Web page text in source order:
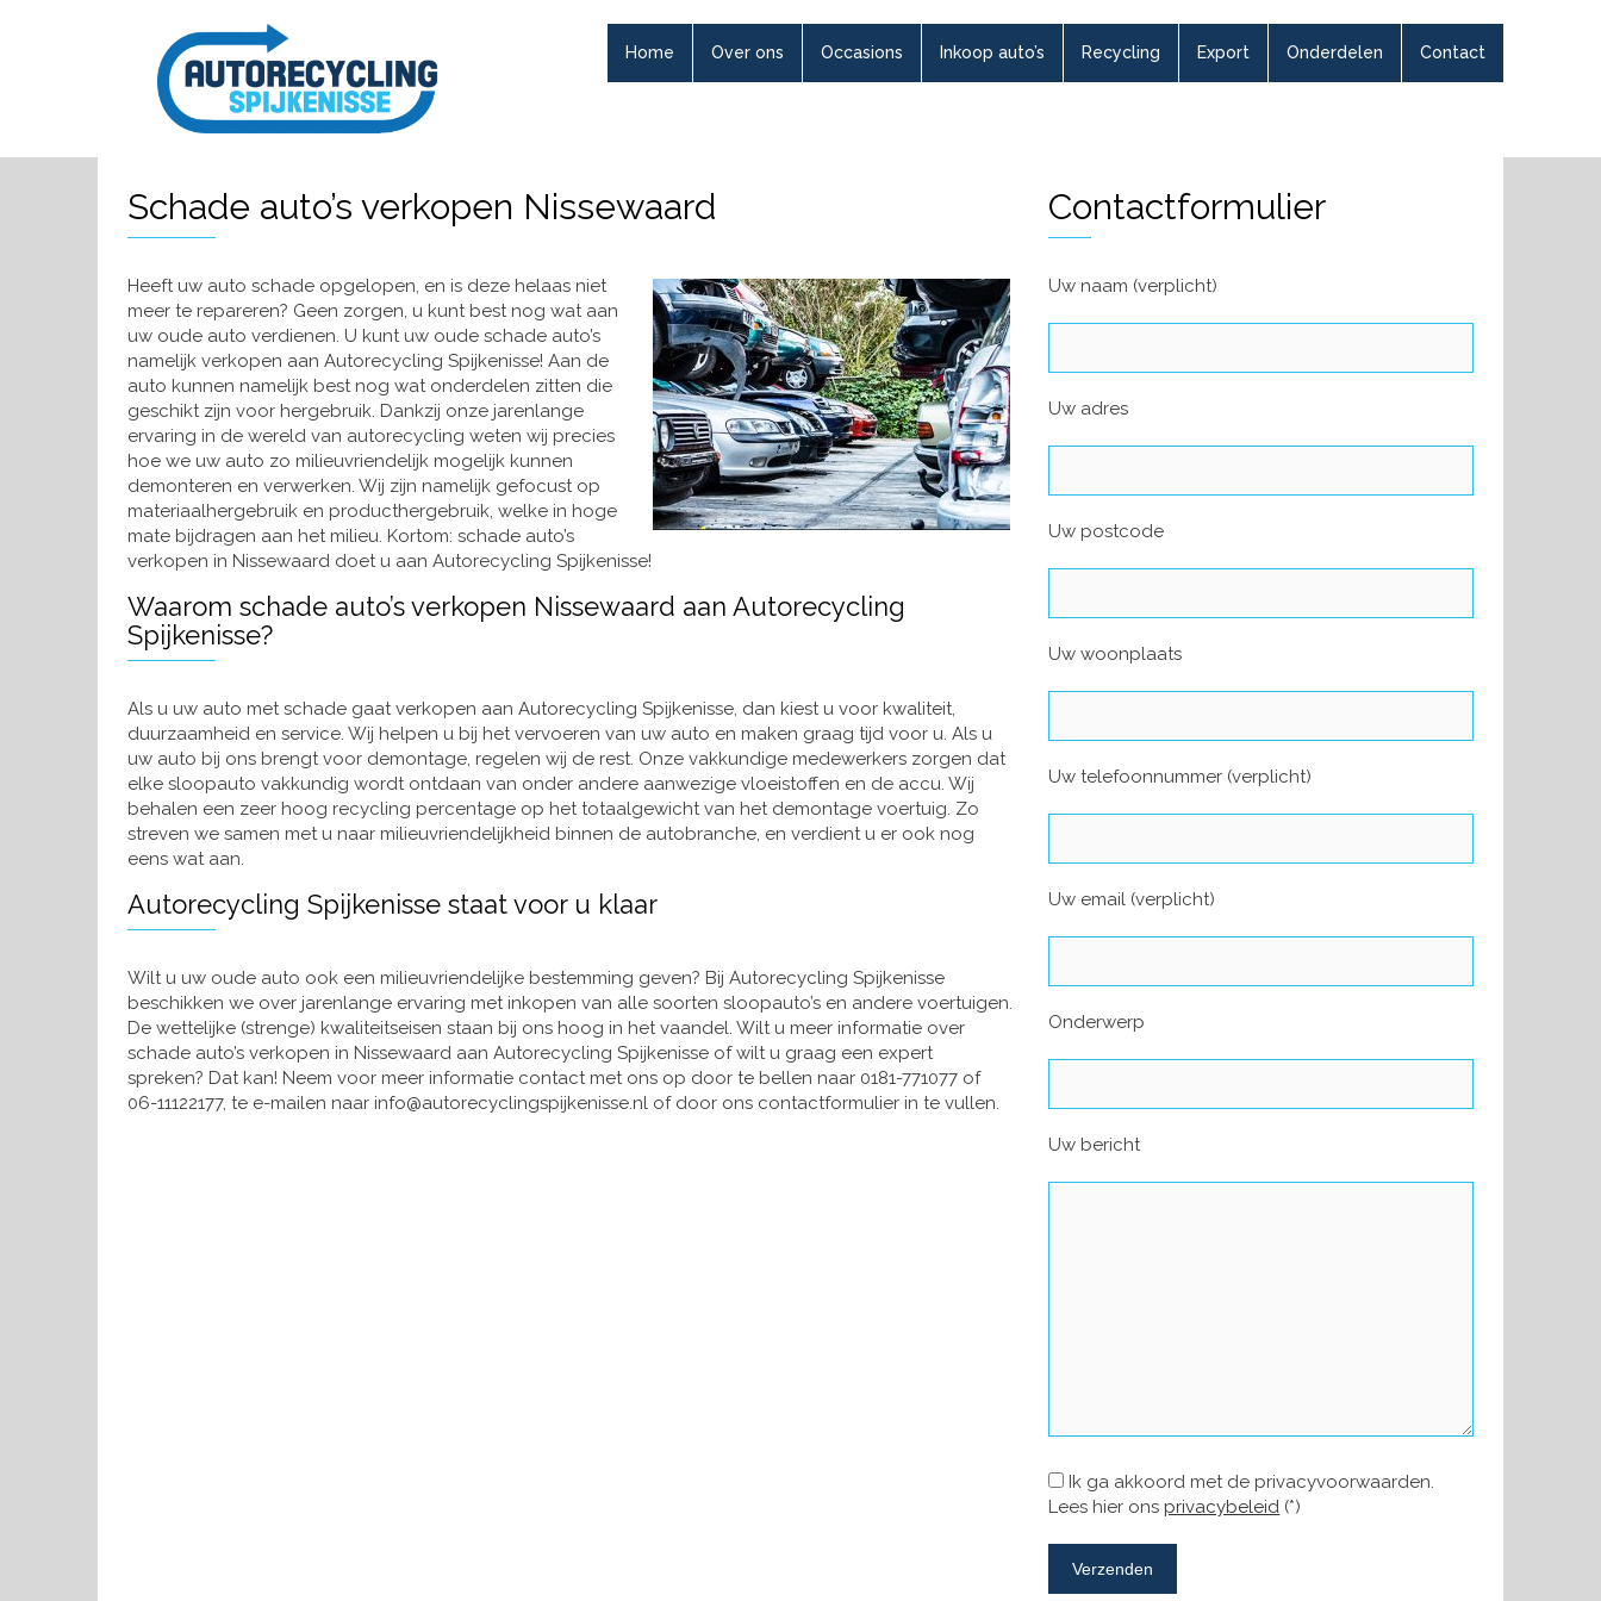
Home Over ons Occasions Inkoop auto’s Recycling Export Onderdelen Contact
Schade auto’s verkopen Nissewaard
Heeft uw auto schade opgelopen, en is deze helaas niet
meer te repareren? Geen zorgen, u kunt best nog wat aan
uw oude auto verdienen. U kunt uw oude schade auto’s
namelijk verkopen aan Autorecycling Spijkenisse! Aan de
auto kunnen namelijk best nog wat onderdelen zitten die
geschikt zijn voor hergebruik. Dankzij onze jarenlange
ervaring in de wereld van autorecycling weten wij precies
hoe we uw auto zo milieuvriendelijk mogelijk kunnen
demonteren en verwerken. Wij zijn namelijk gefocust op
materiaalhergebruik en producthergebruik, welke in hoge
mate bijdragen aan het milieu. Kortom: schade auto’s
verkopen in Nissewaard doet u aan Autorecycling Spijkenisse!
Waarom schade auto’s verkopen Nissewaard aan Autorecycling
Spijkenisse?
Als u uw auto met schade gaat verkopen aan Autorecycling Spijkenisse, dan kiest u voor kwaliteit,
duurzaamheid en service. Wij helpen u bij het vervoeren van uw auto en maken graag tijd voor u. Als u
uw auto bij ons brengt voor demontage, regelen wij de rest. Onze vakkundige medewerkers zorgen dat
elke sloopauto vakkundig wordt ontdaan van onder andere aanwezige vloeistoffen en de accu. Wij
behalen een zeer hoog recycling percentage op het totaalgewicht van het demontage voertuig. Zo
streven we samen met u naar milieuvriendelijkheid binnen de autobranche, en verdient u er ook nog
eens wat aan.
Autorecycling Spijkenisse staat voor u klaar
Wilt u uw oude auto ook een milieuvriendelijke bestemming geven? Bij Autorecycling Spijkenisse
beschikken we over jarenlange ervaring met inkopen van alle soorten sloopauto’s en andere voertuigen.
De wettelijke (strenge) kwaliteitseisen staan bij ons hoog in het vaandel. Wilt u meer informatie over
schade auto’s verkopen in Nissewaard aan Autorecycling Spijkenisse of wilt u graag een expert
spreken? Dat kan! Neem voor meer informatie contact met ons op door te bellen naar 0181-771077 of
06-11122177, te e-mailen naar info@autorecyclingspijkenisse.nl of door ons contactformulier in te vullen.
Contactformulier
Uw naam (verplicht)
Uw adres
Uw postcode
Uw woonplaats
Uw telefoonnummer (verplicht)
Uw email (verplicht)
Onderwerp
Uw bericht
Ik ga akkoord met de privacyvoorwaarden.
Lees hier ons privacybeleid (*)